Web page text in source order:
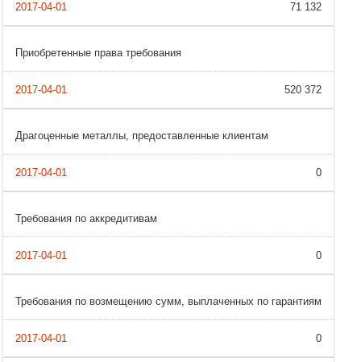
71 132
Приобретенные права требования
520 372
Драгоценные металлы, предоставленные клиентам
0
Требования по аккредитивам
0
Требования по возмещению сумм, выплаченных по гарантиям
0